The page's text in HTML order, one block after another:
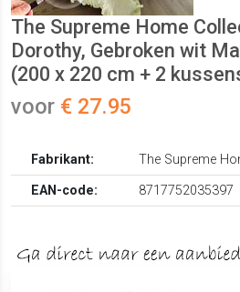
The Supreme Home
Dorothy, Gebroken wit
(200 x 220 cm + 2
voor € 27.95
Fabrikant:
The Supreme
EAN-code:
8717752035397